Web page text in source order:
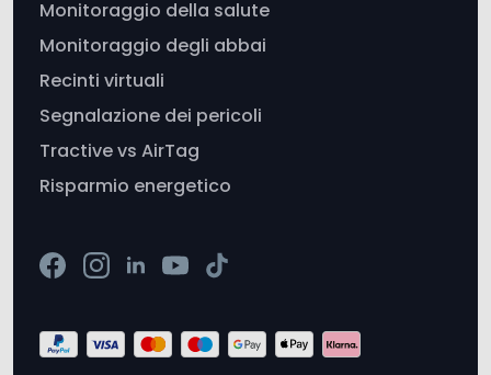
Recinti virtuali
Segnalazione dei pericoli
Tractive vs AirTag
Risparmio energetico